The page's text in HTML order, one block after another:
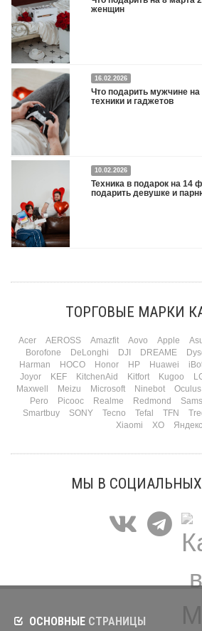
женщин
Что подарить на 8 марта 2026: техника для женщин
16.02.2026
Что подарить мужчине
техники и гаджетов
Двадцать третье февраля — праздник, на который
все равно. А потом три дня рассказывают
камеру им подарили. Не верьте словам — верьте
при виде новой коробки.
10.02.2026
Техника в подарок на 14
подарить девушке и
марта — контрольный выстрел по кошельку.
ТОРГОВЫЕ МАРКИ
Acer AEROSS Amazfit Aovo Apple
Borofone
DeLonghi DJI DREAME
Harman
HOCO Honor HP Huawei
Joyor
KEF KitchenAid Kitfort Kugoo
Maxwell
Meizu Microsoft Ninebot
Pero
Picooc Realme Redmond
Smartbuy
SONY Tecno Tefal TFN
Xiaomi
XO Яндекс
МЫ В СОЦИАЛЬНЫХ
ОСНОВНЫЕ СТРАНИЦЫ